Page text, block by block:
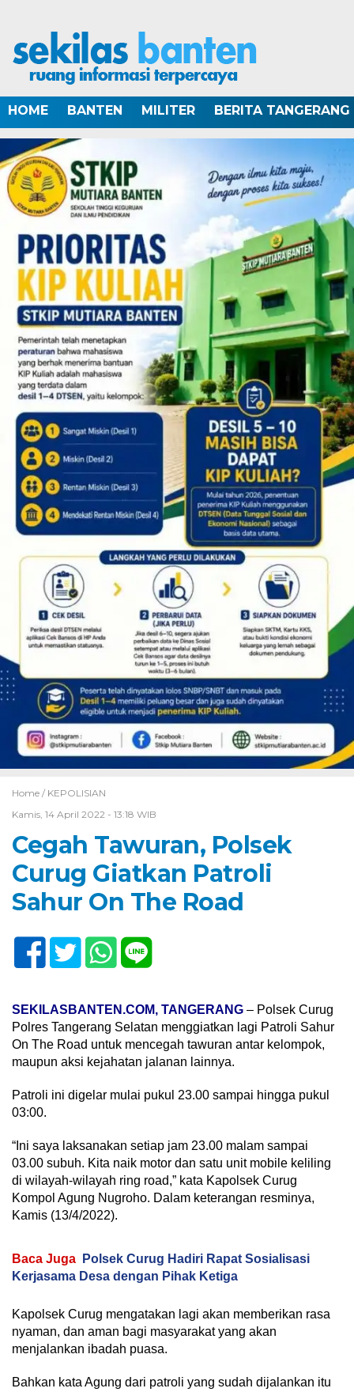
HOME BANTEN MILITER BERITA TANGERANG
Home / KEPOLISIAN
Kamis, 14 April 2022 - 13:18 WIB
Cegah Tawuran, Polsek
Curug Giatkan Patroli
Sahur On The Road
SEKILASBANTEN.COM, TANGERANG – Polsek Curug
Polres Tangerang Selatan menggiatkan lagi Patroli Sahur
On The Road untuk mencegah tawuran antar kelompok,
maupun aksi kejahatan jalanan lainnya.
Patroli ini digelar mulai pukul 23.00 sampai hingga pukul
03:00.
“Ini saya laksanakan setiap jam 23.00 malam sampai
03.00 subuh. Kita naik motor dan satu unit mobile keliling
di wilayah-wilayah ring road,” kata Kapolsek Curug
Kompol Agung Nugroho. Dalam keterangan resminya,
Kamis (13/4/2022).
Baca Juga
Polsek Curug Hadiri Rapat Sosialisasi
Kerjasama Desa dengan Pihak Ketiga
Kapolsek Curug mengatakan lagi akan memberikan rasa
nyaman, dan aman bagi masyarakat yang akan
menjalankan ibadah puasa.
Bahkan kata Agung dari patroli yang sudah dijalankan itu